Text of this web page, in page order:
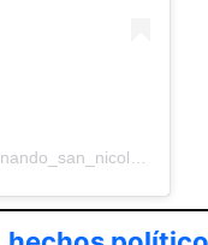
Una publicación compartida de Opinando San Nicolas (@opinando_san_nicolas)